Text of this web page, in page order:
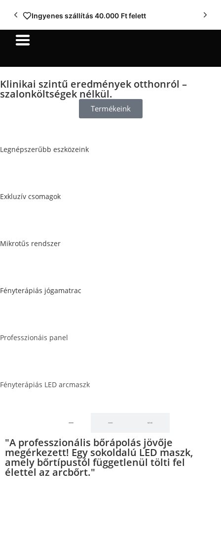
Ingyenes szállítás 40.000 Ft felett
Klinikai szintű eredmények otthonról –
szalonköltségek nélkül.
Termékeink
Legnépszerűbb eszközeink
Exkluzív csomagok
Mikrotűs rendszer
Fényterápiás jógamatrac
Professzionáis panel
Fényterápiás LED arcmaszk
"A professzionális bőrápolás jövője
megérkezett! Egy sokoldalú LED maszk,
amely bőrtípustól függetlenül tölti fel
élettel az arcbőrt."